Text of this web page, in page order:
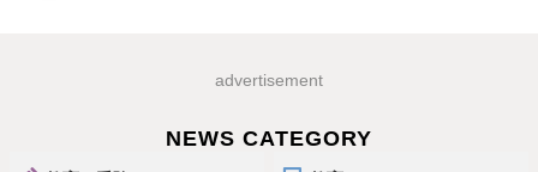
advertisement
NEWS CATEGORY